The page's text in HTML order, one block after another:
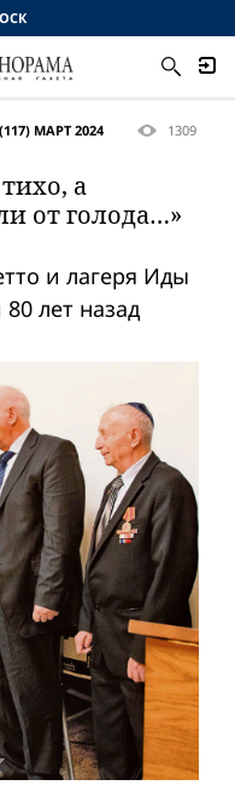
МАРТ 2024 1309
а
от голода…»
и лагеря Иды
лет назад